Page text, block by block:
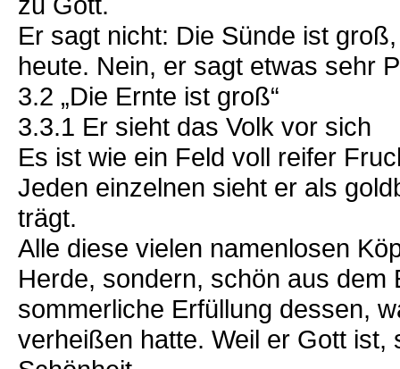
Er sagt nicht: Die Sünde ist
heute. Nein, er sagt etwas sehr
3.2 „Die Ernte ist groß“
3.3.1 Er sieht das Volk vor sich
Es ist wie ein Feld voll reifer
Jeden einzelnen sieht er als
trägt.
Alle diese vielen namenlosen
Herde, sondern, schön aus
sommerliche Erfüllung dessen,
verheißen hatte. Weil er Gott ist,